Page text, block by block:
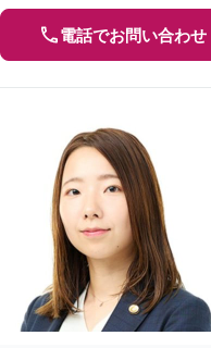
電話でお問い合わせ